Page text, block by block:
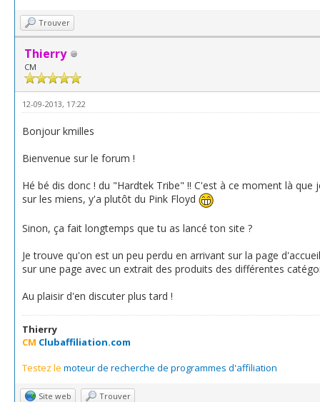
Trouver
Thierry
CM
12-09-2013, 17:22
Bonjour kmilles
Bienvenue sur le forum !
Hé bé dis donc ! du "Hardtek Tribe" !! C'est à ce moment là
sur les miens, y'a plutôt du Pink Floyd
Sinon, ça fait longtemps que tu as lancé ton site ?
Je trouve qu'on est un peu perdu en arrivant sur la page
sur une page avec un extrait des produits des différentes
Au plaisir d'en discuter plus tard !
Thierry
CM Clubaffiliation.com
Testez le moteur de recherche de programmes d'affiliation
Site web Trouver